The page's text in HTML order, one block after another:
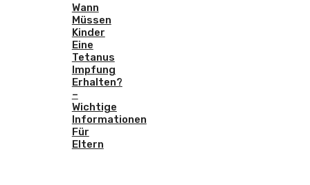
Wann
Müssen
Kinder
Eine
Tetanus
Impfung
Erhalten?
–
Wichtige
Informationen
Für
Eltern